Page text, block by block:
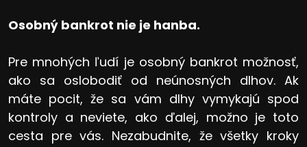
Osobný bankrot nie je hanba.
Pre mnohých ľudí je osobný bankrot možnosť,
ako sa oslobodiť od neúnosných dlhov. Ak
máte pocit, že sa vám dlhy vymykajú spod
kontroly a neviete, ako ďalej, možno je toto
cesta pre vás. Nezabudnite, že všetky kroky